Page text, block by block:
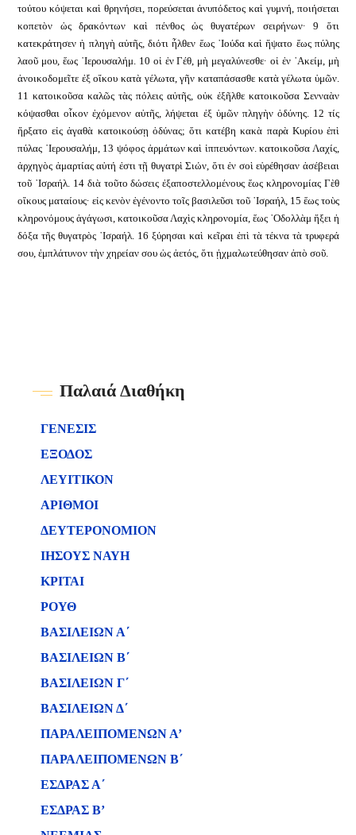
τούτου κόψεται καὶ θρηνήσει, πορεύσεται ἀνυπόδετος καὶ γυμνή, ποιήσεται
κοπετὸν ὡς δρακόντων καὶ πένθος ὡς θυγατέρων σειρήνων· 9 ὅτι
κατεκράτησεν ἡ πληγὴ αὐτῆς, διότι ἦλθεν ἕως ᾿Ιούδα καὶ ἥψατο ἕως πύλης
λαοῦ μου, ἕως ῾Ιερουσαλήμ. 10 οἱ ἐν Γέθ, μὴ μεγαλύνεσθε· οἱ ἐν ᾿Ακείμ, μὴ
ἀνοικοδομεῖτε ἐξ οἴκου κατὰ γέλωτα, γῆν καταπάσασθε κατὰ γέλωτα ὑμῶν.
11 κατοικοῦσα καλῶς τὰς πόλεις αὐτῆς, οὐκ ἐξῆλθε κατοικοῦσα Σενναὰν
κόψασθαι οἶκον ἐχόμενον αὐτῆς, λήψεται ἐξ ὑμῶν πληγὴν ὀδύνης. 12 τίς
ἤρξατο εἰς ἀγαθὰ κατοικούσῃ ὀδύνας; ὅτι κατέβη κακὰ παρὰ Κυρίου ἐπὶ
πύλας ῾Ιερουσαλήμ, 13 ψόφος ἁρμάτων καὶ ἱππευόντων. κατοικοῦσα Λαχίς,
ἀρχηγὸς ἁμαρτίας αὐτή ἐστι τῇ θυγατρὶ Σιών, ὅτι ἐν σοὶ εὑρέθησαν ἀσέβειαι
τοῦ ᾿Ισραήλ. 14 διὰ τοῦτο δώσεις ἐξαποστελλομένους ἕως κληρονομίας Γὲθ
οἴκους ματαίους· εἰς κενὸν ἐγένοντο τοῖς βασιλεῦσι τοῦ ᾿Ισραήλ, 15 ἕως τοὺς
κληρονόμους ἀγάγωσι, κατοικοῦσα Λαχὶς κληρονομία, ἕως ᾿Οδολλὰμ ἥξει ἡ
δόξα τῆς θυγατρὸς ᾿Ισραήλ. 16 ξύρησαι καὶ κεῖραι ἐπὶ τὰ τέκνα τὰ τρυφερά
σου, ἐμπλάτυνον τὴν χηρείαν σου ὡς ἀετός, ὅτι ᾐχμαλωτεύθησαν ἀπὸ σοῦ.
Παλαιά Διαθήκη
ΓΕΝΕΣΙΣ
ΕΞΟΔΟΣ
ΛΕΥΙΤΙΚΟΝ
ΑΡΙΘΜΟΙ
ΔΕΥΤΕΡΟΝΟΜΙΟΝ
ΙΗΣΟΥΣ ΝΑΥΗ
ΚΡΙΤΑΙ
ΡΟΥΘ
ΒΑΣΙΛΕΙΩΝ Α΄
ΒΑΣΙΛΕΙΩΝ B΄
ΒΑΣΙΛΕΙΩΝ Γ΄
ΒΑΣΙΛΕΙΩΝ Δ΄
ΠΑΡΑΛΕΙΠΟΜΕΝΩΝ Α’
ΠΑΡΑΛΕΙΠΟΜΕΝΩΝ Β΄
ΕΣΔΡΑΣ Α΄
ΕΣΔΡΑΣ Β’